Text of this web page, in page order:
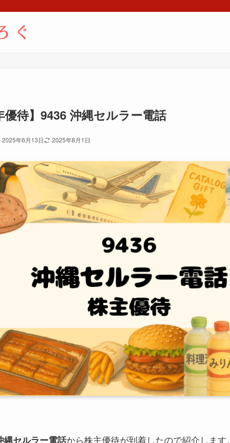
優待】9436 沖縄セルラー電話
2025年6月13日 2025年8月1日
縄セルラー電話から株主優待が到着したので紹介します。